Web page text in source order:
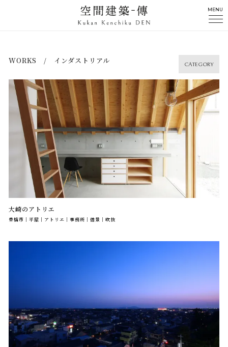
MENU
WORKS / インダストリアル CATEGORY
大崎のアトリエ
豊橋市｜平屋｜アトリエ｜事務所｜借景｜吹抜